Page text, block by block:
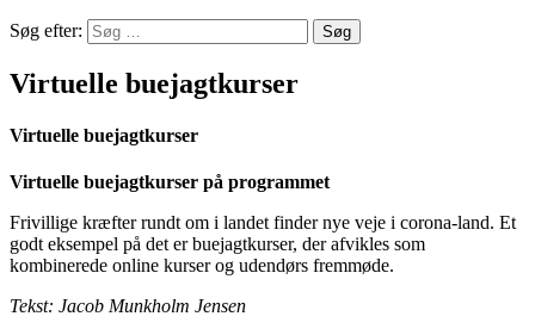
Søg efter:
Virtuelle buejagtkurser
Virtuelle buejagtkurser
Virtuelle buejagtkurser på programmet
Frivillige kræfter rundt om i landet finder nye veje i corona-land. Et
godt eksempel på det er buejagtkurser, der afvikles som
kombinerede online kurser og udendørs fremmøde.
Tekst: Jacob Munkholm Jensen